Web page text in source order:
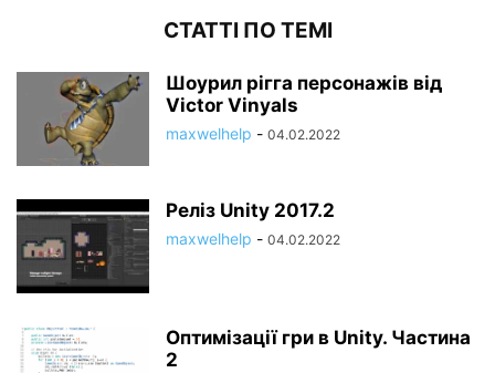
СТАТТІ ПО ТЕМІ
Шоурил рігга персонажів від
Victor Vinyals
maxwelhelp - 04.02.2022
Реліз Unity 2017.2
maxwelhelp - 04.02.2022
Оптимізації гри в Unity. Частина
2